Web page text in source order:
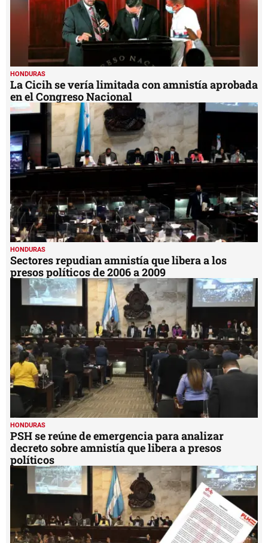
HONDURAS
La Cicih se vería limitada con amnistía aprobada
en el Congreso Nacional
HONDURAS
Sectores repudian amnistía que libera a los
presos políticos de 2006 a 2009
HONDURAS
PSH se reúne de emergencia para analizar
decreto sobre amnistía que libera a presos
políticos